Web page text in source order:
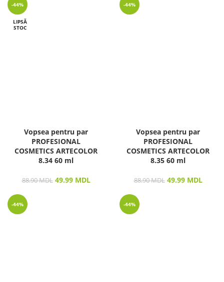
-44%
LIPSĂ
STOC
Vopsea pentru par
PROFESIONAL
COSMETICS ARTECOLOR
8.34 60 ml
88.90MDL 49.99 MDL
-44%
Vopsea pentru par
PROFESIONAL
COSMETICS ARTECOLOR
8.35 60 ml
88.90MDL 49.99 MDL
-44% -44%